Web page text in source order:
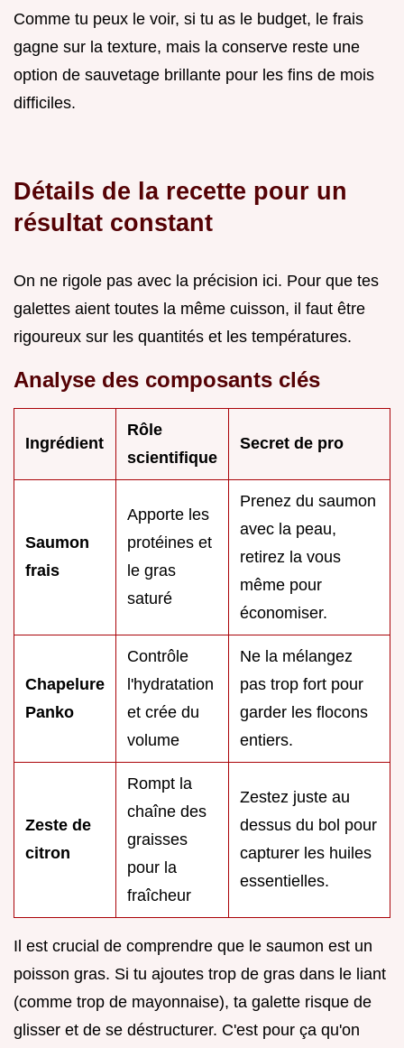
Comme tu peux le voir, si tu as le budget, le frais
gagne sur la texture, mais la conserve reste une
option de sauvetage brillante pour les fins de mois
difficiles.
Détails de la recette pour un
résultat constant
On ne rigole pas avec la précision ici. Pour que tes
galettes aient toutes la même cuisson, il faut être
rigoureux sur les quantités et les températures.
Analyse des composants clés
Ingrédient
Rôle
scientifique
Secret de pro
Saumon
frais
Apporte les
protéines et
le gras
saturé
Prenez du saumon
avec la peau,
retirez la vous
même pour
économiser.
Chapelure
Panko
Contrôle
l'hydratation
et crée du
volume
Ne la mélangez
pas trop fort pour
garder les flocons
entiers.
Zeste de
citron
Rompt la
chaîne des
graisses
pour la
fraîcheur
Zestez juste au
dessus du bol pour
capturer les huiles
essentielles.
Il est crucial de comprendre que le saumon est un
poisson gras. Si tu ajoutes trop de gras dans le liant
(comme trop de mayonnaise), ta galette risque de
glisser et de se déstructurer. C'est pour ça qu'on